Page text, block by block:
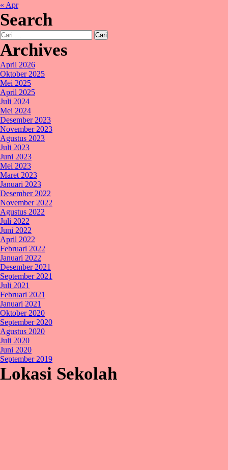
« Apr
Search
Cari
untuk:
Archives
April 2026
Oktober 2025
Mei 2025
April 2025
Juli 2024
Mei 2024
Desember 2023
November 2023
Agustus 2023
Juli 2023
Juni 2023
Mei 2023
Maret 2023
Januari 2023
Desember 2022
November 2022
Agustus 2022
Juli 2022
Juni 2022
April 2022
Februari 2022
Januari 2022
Desember 2021
September 2021
Juli 2021
Februari 2021
Januari 2021
Oktober 2020
September 2020
Agustus 2020
Juli 2020
Juni 2020
September 2019
Lokasi Sekolah